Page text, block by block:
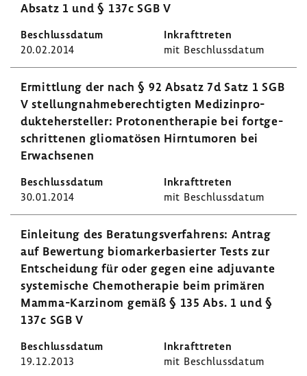
Absatz 1 und § 137c SGB V
20.02.2014 mit Beschluss­datum
Ermitt­lung der nach § 92 Absatz 7d Satz 1 SGB
V stel­lung­nah­me­be­rech­tigten Medi­zin­pro­
dukte­her­steller: Proto­nen­the­rapie bei fort­ge­
schrit­tenen glio­ma­tösen Hirn­tu­moren bei
Erwach­senen
30.01.2014 mit Beschluss­datum
Einlei­tung des Bera­tungs­ver­fah­rens: Antrag
auf Bewer­tung biomar­ker­ba­sierter Tests zur
Entschei­dung für oder gegen eine adju­vante
syste­mi­sche Chemo­the­rapie beim primären
Mamma-​Karzinom gemäß § 135 Abs. 1 und §
137c SGB V
19.12.2013 mit Beschluss­datum